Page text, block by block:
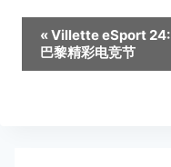
活
动
«Villette eSport 24:
巴黎精彩电竞节